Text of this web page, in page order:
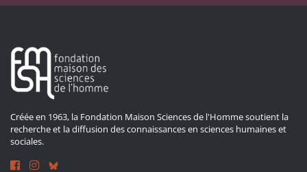
Créée en 1963, la Fondation Maison Sciences de l'Homme soutient la
recherche et la diffusion des connaissances en sciences humaines et
sociales.